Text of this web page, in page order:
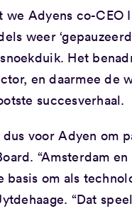
Adyens co-CEO
weer
Het
en daarmee de
succesverhaal.
voor Adyen om
“Amsterdam
basis om als
“Dat